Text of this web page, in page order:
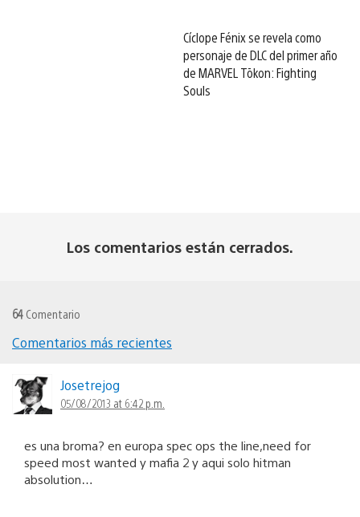
Cíclope Fénix se revela como
personaje de DLC del primer año
de MARVEL Tōkon: Fighting
Souls
Los comentarios están cerrados.
64 Comentario
de
comentarios
Comentarios más recientes
Josetrejog
05/08/2013 at 6:42 p.m.
es una broma? en europa spec ops the line,need for
speed most wanted y mafia 2 y aqui solo hitman
absolution…